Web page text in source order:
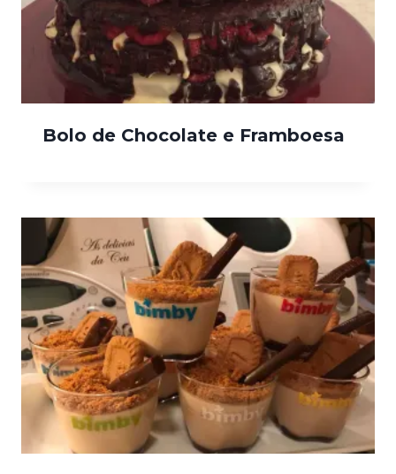
Bolo de Chocolate e Framboesa